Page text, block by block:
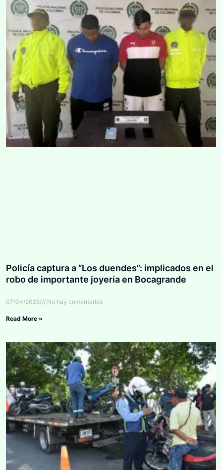
Policía captura a “Los duendes”: implicados en el
robo de importante joyería en Bocagrande
07/04/2025 No hay comentarios
Read More »